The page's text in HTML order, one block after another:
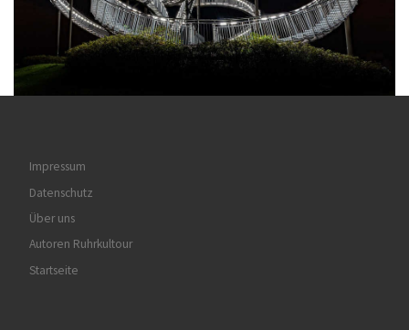
Impressum
Datenschutz
Über uns
Autoren Ruhrkultour
Startseite